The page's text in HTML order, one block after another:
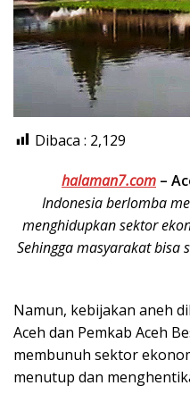
Dibaca : 2,129
halaman7.com –
Indonesia berlomba
menghidupkan sektor
Sehingga masyarakat bisa
Namun, kebijakan aneh
Aceh dan Pemkab Aceh
membunuh sektor
menutup dan